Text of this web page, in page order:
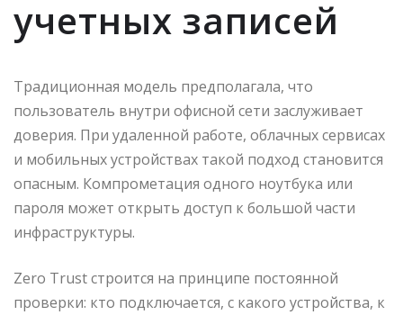
учетных записей
Традиционная модель предполагала, что
пользователь внутри офисной сети заслуживает
доверия. При удаленной работе, облачных сервисах
и мобильных устройствах такой подход становится
опасным. Компрометация одного ноутбука или
пароля может открыть доступ к большой части
инфраструктуры.
Zero Trust строится на принципе постоянной
проверки: кто подключается, с какого устройства, к